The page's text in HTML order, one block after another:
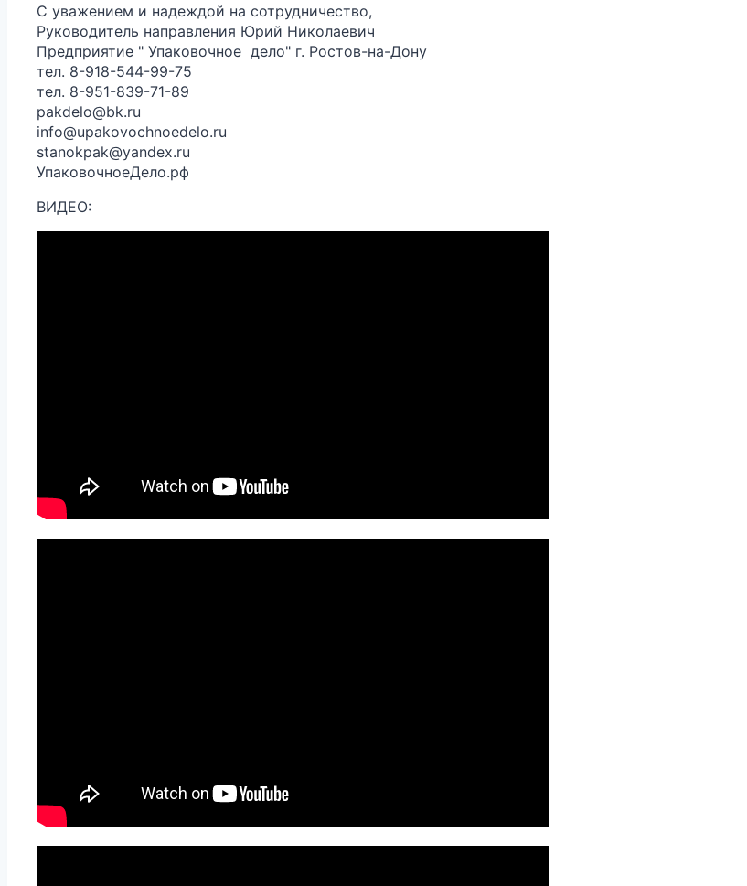
С уважением и надеждой на сотрудничество,
Руководитель направления Юрий Николаевич
Предприятие " Упаковочное дело" г. Ростов-на-Дону
тел. 8-918-544-99-75
тел. 8-951-839-71-89
pakdelo@bk.ru
info@upakovochnoedelo.ru
stanokpak@yandex.ru
УпаковочноеДело.рф
ВИДЕО: